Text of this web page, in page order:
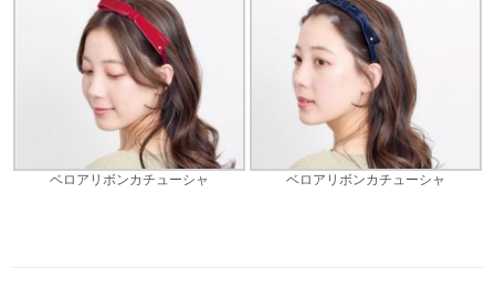
ベロアリボンカチューシャ ベロアリボンカチューシャ